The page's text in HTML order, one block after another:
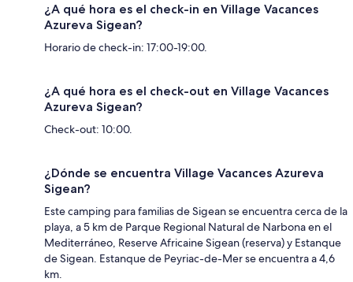
¿A qué hora es el check-in en Village Vacances
Azureva Sigean?
Horario de check-in: 17:00-19:00.
¿A qué hora es el check-out en Village Vacances
Azureva Sigean?
Check-out: 10:00.
¿Dónde se encuentra Village Vacances Azureva
Sigean?
Este camping para familias de Sigean se encuentra cerca de la
playa, a 5 km de Parque Regional Natural de Narbona en el
Mediterráneo, Reserve Africaine Sigean (reserva) y Estanque
de Sigean. Estanque de Peyriac-de-Mer se encuentra a 4,6
km.